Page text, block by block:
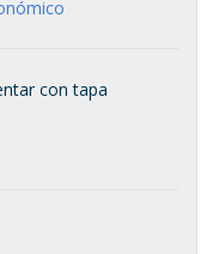
con tapa